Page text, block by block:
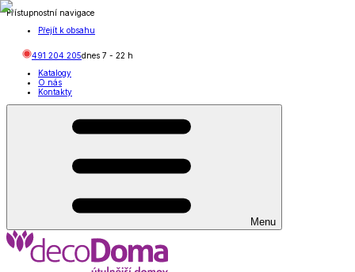
Přístupnostní navigace
Přejít k obsahu
491 204 205dnes 7 - 22 h
Katalogy
O nás
Kontakty
Menu